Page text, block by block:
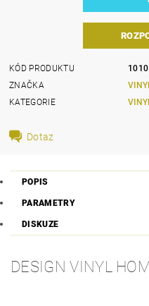
KÓD PRODUKTU
ZNAČKA
KATEGORIE
Dotaz
POPIS
PARAMETRY
DISKUZE
DESIGN VINYL